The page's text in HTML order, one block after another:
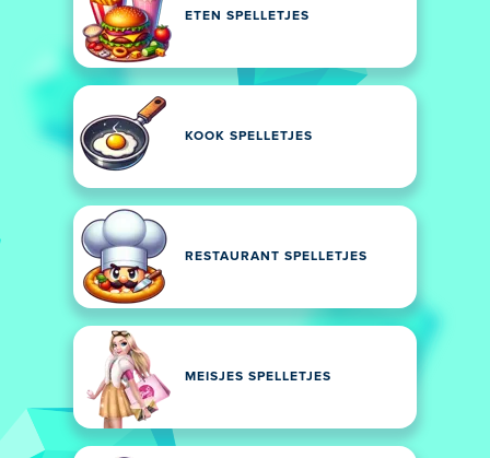
ETEN SPELLETJES
KOOK SPELLETJES
RESTAURANT SPELLETJES
MEISJES SPELLETJES